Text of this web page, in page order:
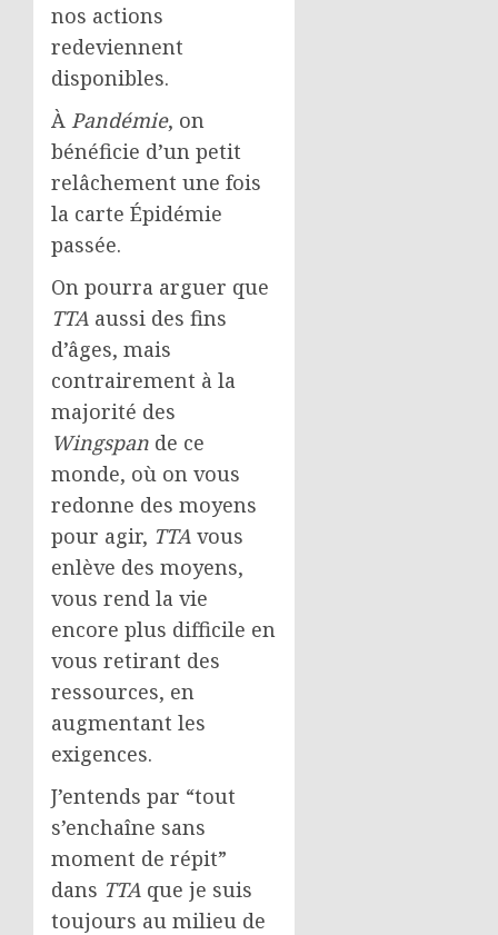
nos actions
redeviennent
disponibles.
À Pandémie, on
bénéficie d’un petit
relâchement une fois
la carte Épidémie
passée.
On pourra arguer que
TTA aussi des fins
d’âges, mais
contrairement à la
majorité des
Wingspan de ce
monde, où on vous
redonne des moyens
pour agir, TTA vous
enlève des moyens,
vous rend la vie
encore plus difficile en
vous retirant des
ressources, en
augmentant les
exigences.
J’entends par “tout
s’enchaîne sans
moment de répit”
dans TTA que je suis
toujours au milieu de